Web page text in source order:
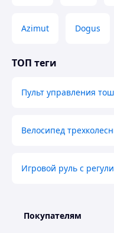
Висота батьківської
Azimut Dogus
ТОП теги
Пульт управления
Велосипед
Игровой руль с
Покупателям